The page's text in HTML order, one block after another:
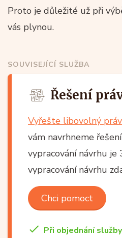
Proto je důležité už při
vás plynou.
SOUVISEJÍCÍ SLUŽBA
Řešení
Vyřešte libovolný
vám navrhneme
vypracování návrhu je
vypracování návrhu
Chci pomoct
Při objednání